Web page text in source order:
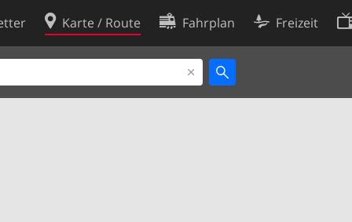
Karte / Route Fahrplan Freizeit
Cookie-Richtlinie
Cookie-Einstellungen